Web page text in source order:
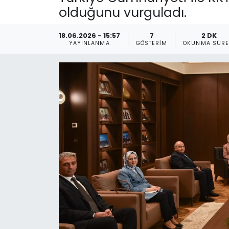
olduğunu vurguladı.
18.06.2026 - 15:57
YAYINLANMA
7
GÖSTERIM
2 DK
OKUNMA
Gündem
KKTC YEREL SEÇİM 2018
Kültür Sanat
Nöbetçi Eczaneler
Otomobil Dünyası